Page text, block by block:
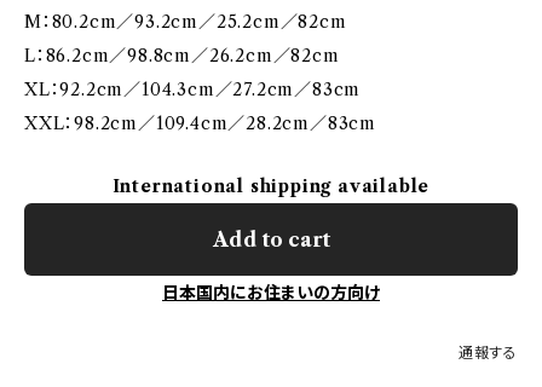
M：80.2cm／93.2cm／25.2cm／82cm
L：86.2cm／98.8cm／26.2cm／82cm
XL：92.2cm／104.3cm／27.2cm／83cm
XXL：98.2cm／109.4cm／28.2cm／83cm
International shipping available
Add to cart
日本国内にお住まいの方向け
通報する